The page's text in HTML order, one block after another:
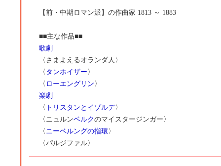
【前・中期ロマン派】の作曲家 1813 ～ 1883
■■主な作品■■
歌劇
〈さまよえるオランダ人〉
〈 タンホイザー〉
〈 ローエングリン〉
楽劇
〈 トリスタンとイゾルデ〉
〈ニュルンベルクのマイスタージンガー〉
〈ニーベルングの指環〉
〈パルジファル〉